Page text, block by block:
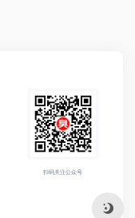
扫码关注公众号